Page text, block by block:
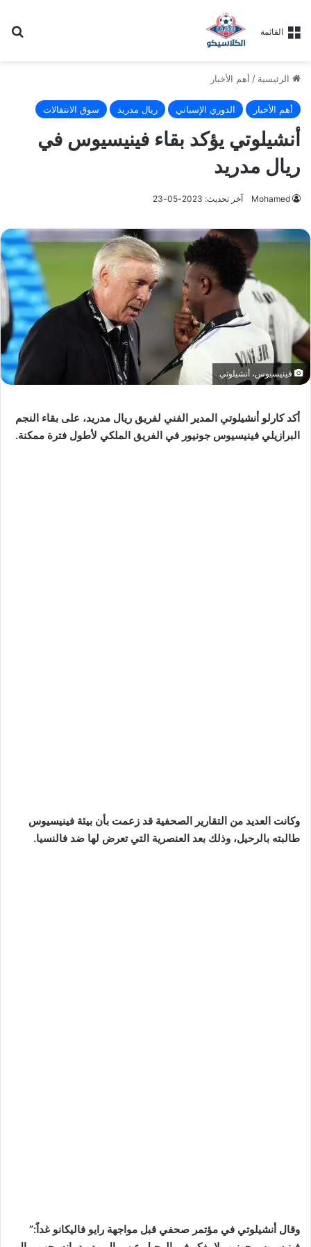
القائمة
الرئيسية / أهم الأخبار
أهم الأخبار الدوري الإسباني ريال مدريد سوق الانتقالات
أنشيلوتي يؤكد بقاء فينيسيوس في
ريال مدريد
Mohamed آخر تحديث: 2023-05-23
فينيسيوس، أنشيلوتي
أكد كارلو أنشيلوتي المدير الفني لفريق ريال مدريد، على بقاء النجم
البرازيلي فينيسيوس جونيور في الفريق الملكي لأطول فترة ممكنة.
وكانت العديد من التقارير الصحفية قد زعمت بأن بيئة فينيسيوس
طالبته بالرحيل، وذلك بعد العنصرية التي تعرض لها ضد فالنسيا.
وقال أنشيلوتي في مؤتمر صحفي قبل مواجهة رايو فاليكانو غداً:”